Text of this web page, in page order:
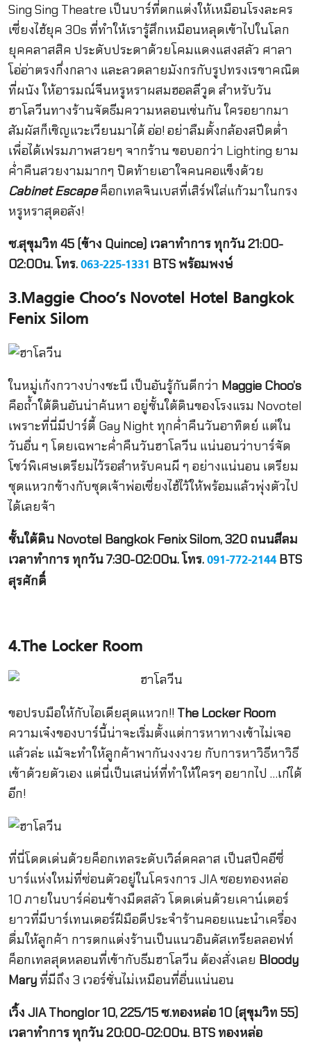
Sing Sing Theatre เป็นบาร์ที่ตกแต่งให้เหมือนโรงละคร
เซี่ยงไฮ้ยุค 30s ที่ทำให้เรารู้สึกเหมือนหลุดเข้าไปในโลก
ยุคคลาสสิค ประดับประดาด้วยโคมแดงแสงสลัว ศาลา
โอ่อ่าตรงกึ่งกลาง และลวดลายมังกรกับรูปทรงเรขาคณิต
ที่ผนัง ให้อารมณ์จีนหรูหราผสมฮอลลีวูด สำหรับวัน
ฮาโลวีนทางร้านจัดธีมความหลอนเช่นกัน ใครอยากมา
สัมผัสก็เชิญแวะเวียนมาได้ อ่อ! อย่าลืมตั้งกล้องสปีดต่ำ
เพื่อได้เฟรมภาพสวยๆ จากร้าน ขอบอกว่า Lighting ยาม
ค่ำคืนสวยงามมากๆ ปิดท้ายเอาใจคนคอแข็งด้วย
Cabinet Escapeค็อกเทลจินเบสที่เสิร์ฟใส่แก้วมาในกรง
หรูหราสุดอลัง!
ซ.สุขุมวิท 45 (ข้าง Quince) เวลาทำการ ทุกวัน 21:00-
02:00น. โทร.063-225-1331 BTS พร้อมพงษ์
3.Maggie Choo’s Novotel Hotel Bangkok
Fenix Silom
ในหมู่เก้งกวางบ่างชะนี เป็นอันรู้กันดีกว่า Maggie Choo’s
คือถ้ำใต้ดินอันน่าค้นหา อยู่ชั้นใต้ดินของโรงแรม Novotel
เพราะที่นี่มีปาร์ตี้ Gay Night ทุกค่ำคืนวันอาทิตย์ แต่ใน
วันอื่น ๆ โดยเฉพาะค่ำคืนวันฮาโลวีน แน่นอนว่าบาร์จัด
โชว์พิเศษเตรียมไว้รอสำหรับคนผี ๆ อย่างแน่นอน เตรียม
ชุดแหวกข้างกับชุดเจ้าพ่อเซี่ยงไฮ้ไว้ให้พร้อมแล้วพุ่งตัวไป
ได้เลยจ้า
ชั้นใต้ดิน Novotel Bangkok Fenix Silom, 320 ถนนสีลม
เวลาทำการ ทุกวัน 7:30-02:00น. โทร.091-772-2144BTS
สุรศักดิ์
4.The Locker Room
ขอปรบมือให้กับไอเดียสุดแหวก!! The Locker Room
ความเจ๋งของบาร์นี้น่าจะเริ่มตั้งแต่การหาทางเข้าไม่เจอ
แล้วล่ะ แม้จะทำให้ลูกค้าพากันงงงวย กับการหาวิธีหาวิธี
เข้าด้วยตัวเอง แต่นี่เป็นเสน่ห์ที่ทำให้ใครๆ อยากไป …เก๋ได้
อีก!
ที่นี่โดดเด่นด้วยค็อกเทลระดับเวิล์ดคลาส เป็นสปีคอีซี่
บาร์แห่งใหม่ที่ซ่อนตัวอยู่ในโครงการ JIA ซอยทองหล่อ
10 ภายในบาร์ค่อนข้างมืดสลัว โดดเด่นด้วยเคาน์เตอร์
ยาวที่มีบาร์เทนเดอร์ฝีมือดีประจำร้านคอยแนะนำเครื่อง
ดื่มให้ลูกค้า การตกแต่งร้านเป็นแนวอินดัสเทรียลลอฟท์
ค็อกเทลสุดหลอนที่เข้ากับธีมฮาโลวีน ต้องสั่งเลย Bloody
Maryที่มีถึง 3 เวอร์ชั่นไม่เหมือนที่อื่นแน่นอน
เวิ้ง JIA Thonglor 10, 225/15ซ.ทองหล่อ10 (สุขุมวิท 55)
เวลาทำการ ทุกวัน20:00-02:00น. BTSทองหล่อ